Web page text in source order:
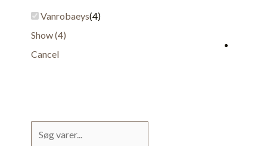
Vanrobaeys(4)
Show(4)
Cancel